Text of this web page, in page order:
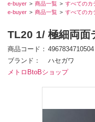
e-buyer
商品一覧 すべてのカ
e-buyer
商品一覧 すべてのカ
TL20 1/ 極細両面
商品コード
4967834710504
ブランド
ハセガワ
メトロBtoBショップ